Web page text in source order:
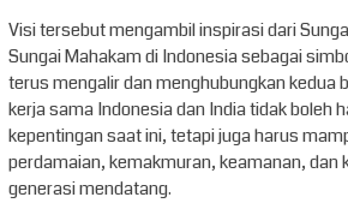
Visi tersebut mengambil inspirasi dari
Sungai Mahakam di Indonesia sebagai
terus mengalir dan menghubungkan kedua
kerja sama Indonesia dan India tidak boleh
kepentingan saat ini, tetapi juga harus
perdamaian, kemakmuran, keamanan, dan
generasi mendatang.